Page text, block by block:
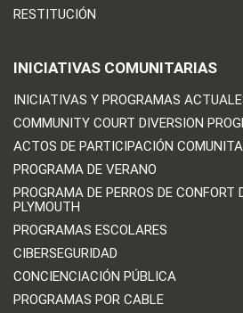
RESTITUCIÓN
INICIATIVAS COMUNITARIAS
INICIATIVAS Y PROGRAMAS
COMMUNITY COURT DIVERSION
ACTOS DE PARTICIPACIÓN
PROGRAMA DE VERANO
PROGRAMA DE PERROS DE CONFORT
PLYMOUTH
PROGRAMAS ESCOLARES
CIBERSEGURIDAD
CONCIENCIACIÓN PÚBLICA
PROGRAMAS POR CABLE